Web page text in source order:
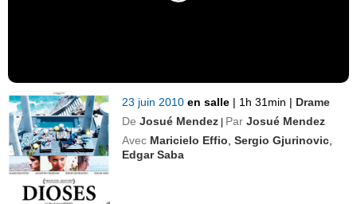
23 juin 2010en salle | 1h 31min | Drame
De Josué Mendez | Par Josué Mendez
Avec Maricielo Effio ,Sergio Gjurinovic
Edgar Saba